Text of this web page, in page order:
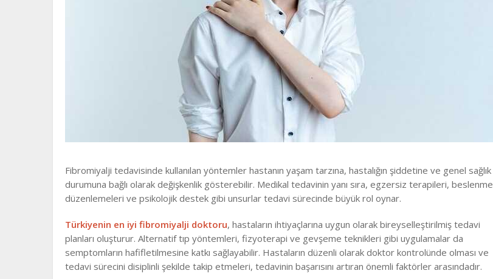
Fibromiyalji tedavisinde kullanılan yöntemler hastanın yaşam tarzına, hastalığın şiddetine ve genel sağlık
durumuna bağlı olarak değişkenlik gösterebilir. Medikal tedavinin yanı sıra, egzersiz terapileri, beslenme
düzenlemeleri ve psikolojik destek gibi unsurlar tedavi sürecinde büyük rol oynar.
Türkiyenin en iyi fibromiyalji doktoru, hastaların ihtiyaçlarına uygun olarak bireyselleştirilmiş tedavi
planları oluşturur. Alternatif tıp yöntemleri, fizyoterapi ve gevşeme teknikleri gibi uygulamalar da
semptomların hafifletilmesine katkı sağlayabilir. Hastaların düzenli olarak doktor kontrolünde olması ve
tedavi sürecini disiplinli şekilde takip etmeleri, tedavinin başarısını artıran önemli faktörler arasındadır.